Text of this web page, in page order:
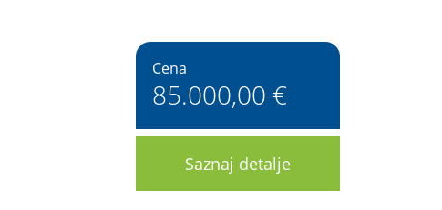
Cena
85.000,00 €
Saznaj detalje